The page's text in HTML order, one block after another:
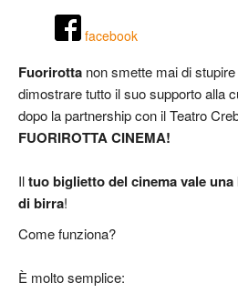
facebook
Fuorirotta non smette mai di
dimostrare tutto il suo supporto alla
dopo la partnership con il Teatro
FUORIROTTACINEMA!
Iltuo biglietto del cinema vale
di birra!
Come funziona?
È molto semplice: